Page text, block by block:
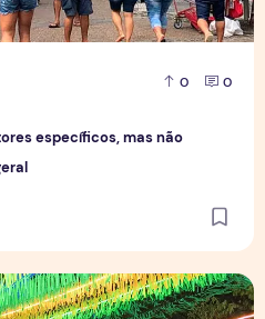
0 0
específicos, mas não
mobiliza moradores e